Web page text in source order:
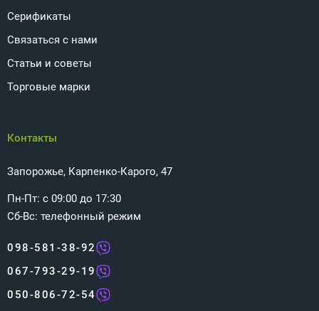
Серификаты
Связаться с нами
Статьи и советы
Торговые марки
Контакты
Запорожье, Карпенко-Карого, 47
Пн-Пт: с 09:00 до 17:30
Сб-Вс: телефонный режим
098-581-38-92
067-793-29-19
050-806-72-54